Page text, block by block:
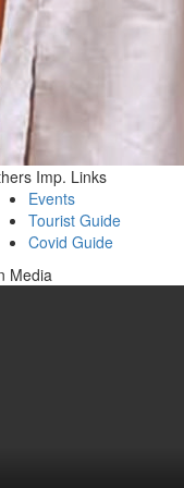
Imp. Links
Events
Tourist Guide
Covid Guide
Media